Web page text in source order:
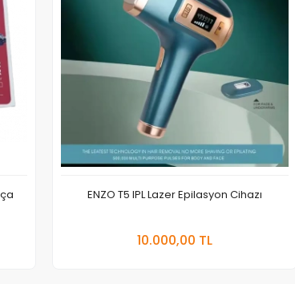
ENZO T5 IPL Lazer Epilasyon Cihazı
10.000,00 TL